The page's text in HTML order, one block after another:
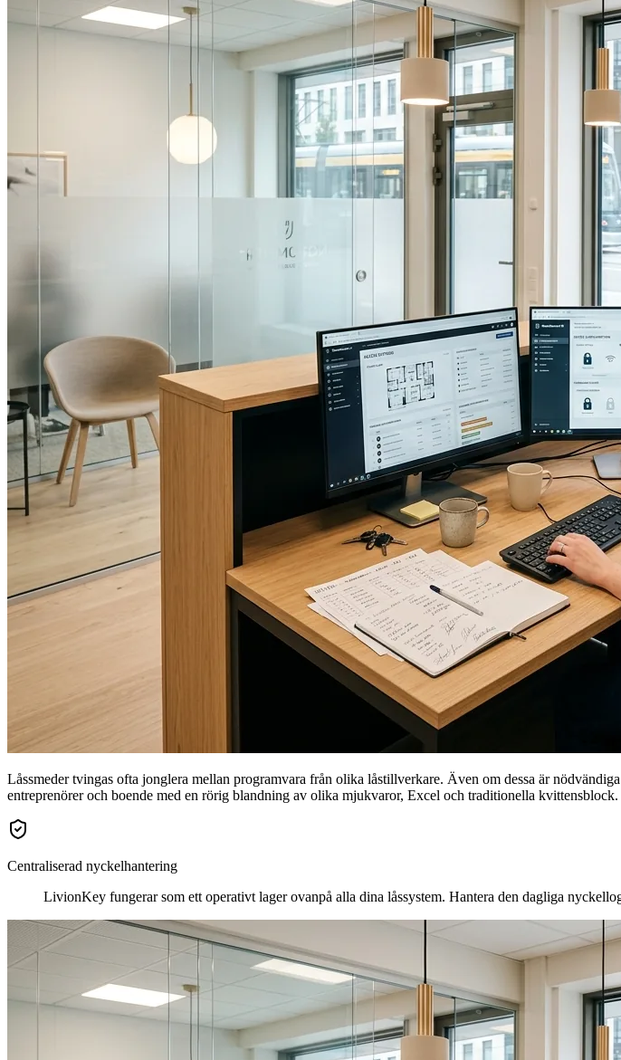
Låssmeder tvingas ofta jonglera mellan programvara från olika låstillverkare. Även om dessa är
entreprenörer och boende med en rörig blandning av olika mjukvaror, Excel och traditionella kvittensblock.
Centraliserad nyckelhantering
LivionKey fungerar som ett operativt lager ovanpå alla dina låssystem. Hantera den dagliga